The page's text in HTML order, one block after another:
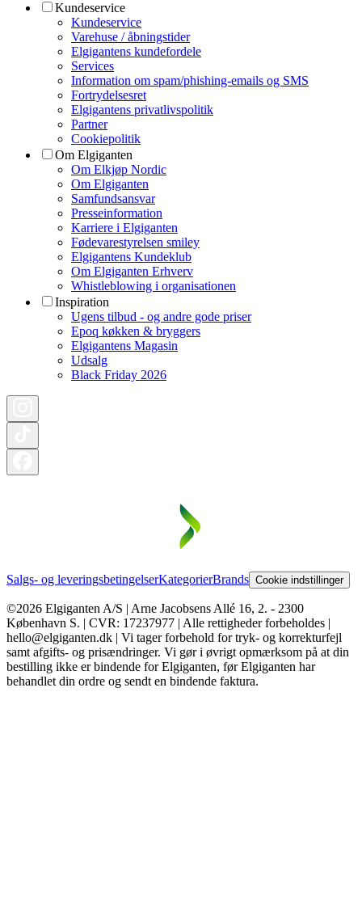
Kundeservice
Kundeservice
Varehuse / åbningstider
Elgigantens kundefordele
Services
Information om spam/phishing-emails og SMS
Fortrydelsesret
Elgigantens privatlivspolitik
Partner
Cookiepolitik
Om Elgiganten
Om Elkjøp Nordic
Om Elgiganten
Samfundsansvar
Presseinformation
Karriere i Elgiganten
Fødevarestyrelsen smiley
Elgigantens Kundeklub
Om Elgiganten Erhverv
Whistleblowing i organisationen
Inspiration
Ugens tilbud - og andre gode priser
Epoq køkken & bryggers
Elgigantens Magasin
Udsalg
Black Friday 2026
Salgs- og leveringsbetingelserKategorierBrands Cookie indstillinger
©2026 Elgiganten A/S | Arne Jacobsens Allé 16, 2. - 2300
København S. | CVR: 17237977 | Alle rettigheder forbeholdes |
hello@elgiganten.dk | Vi tager forbehold for tryk- og korrekturfejl
samt afgifts- og prisændringer. Vi gør i øvrigt opmærksom på at din
bestilling ikke er bindende for Elgiganten, før Elgiganten har
behandlet din ordre og sendt en bindende faktura.